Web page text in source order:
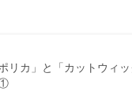
ポリカ」と「カットウィ